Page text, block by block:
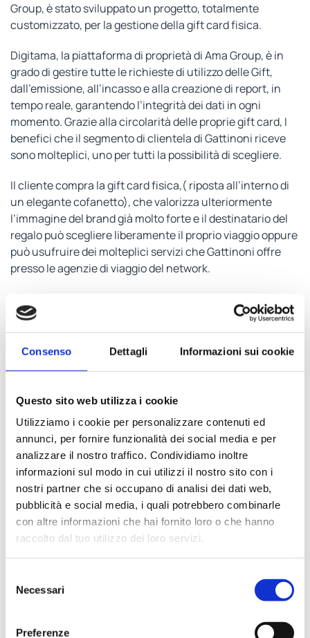
Consenso Dettagli Informazioni sui cookie
Questo sito web utilizza i cookie
Utilizziamo i cookie per personalizzare contenuti ed
annunci, per fornire funzionalità dei social media e per
analizzare il nostro traffico. Condividiamo inoltre
informazioni sul modo in cui utilizzi il nostro sito con i
nostri partner che si occupano di analisi dei dati web,
pubblicità e social media, i quali potrebbero combinarle
con altre informazioni che hai fornito loro o che hanno
raccolto dal tuo utilizzo dei loro servizi.
delNecessari
Preferenze
Group, è stato sviluppato un progetto, totalmente
customizzato, per la gestione della gift card fisica.
Digitama, la piattaforma di proprietà di Ama Group, è in
grado di gestire tutte le richieste di utilizzo delle Gift,
dall’emissione, all’incasso e alla creazione di report, in
tempo reale, garantendo l’integrità dei dati in ogni
momento. Grazie alla circolarità delle proprie gift card, I
benefici che il segmento di clientela di Gattinoni riceve
sono molteplici, uno per tutti la possibilità di scegliere.
Il cliente compra la gift card fisica,( riposta all’interno di
un elegante cofanetto), che valorizza ulteriormente
l’immagine del brand già molto forte e il destinatario del
regalo può scegliere liberamente il proprio viaggio oppure
può usufruire dei molteplici servizi che Gattinoni offre
presso le agenzie di viaggio del network.
dall’emissione delle gift sono diversi, ad esempio; un
maggiore cash flow, carte non redente oppure acquisti di
importi maggiori rispetto al valore della gift, un aumento
Piattaforma web multicanale per gestire la card virtuale.
Nella fase due è stato sviluppato un vero e proprio
programma multicanale che integra il servizio di e-
commerce alla produzione fisica della Gift card.
Nasce così la Gattinoni Travel
card virtuale.
sito www.gattinonitravelcard.it ), è spendibile online e
presso tutti i pdv, sia quelli di proprietà che gli affiliati.
Gattinoni e Ama Group hanno lavorato in forte sintonia,